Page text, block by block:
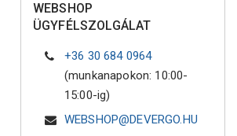
WEBSHOP
ÜGYFÉLSZOLGÁLAT
+36 30 684 0964
(munkanapokon: 10:00-
15:00-ig)
WEBSHOP@DEVERGO.HU